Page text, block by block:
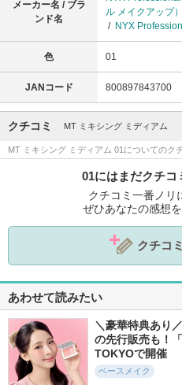
メーカー名 / ブラ
ンド名
ル メイクアップ）
/ NYX
色 01
JANコード 800897843700
クチコミ MT ミキシング ミディアム
MT ミキシング ミディアム 01についてのク
01にはまだクチコ
クチコミ一番ノリ
ぜひあなたの感想
クチコ
あわせて読みたい
＼豪華特典あり
の先行販売も！
TOKYOで開催
ベースメイク